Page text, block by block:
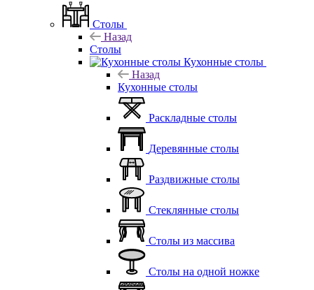
Столы
Назад
Столы
Кухонные столы
Назад
Кухонные столы
Раскладные столы
Деревянные столы
Раздвижные столы
Стеклянные столы
Столы из массива
Столы на одной ножке